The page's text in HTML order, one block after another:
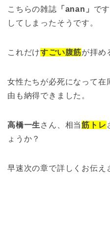
こちらの雑誌 「anan」 で
してしまったそうです。
これだけすごい腹筋が拝め
女性たちが必死になって在
由も納得できました。
高橋一生 さん、相当筋トレ
ょうか？
早速次の章で詳しくお伝え